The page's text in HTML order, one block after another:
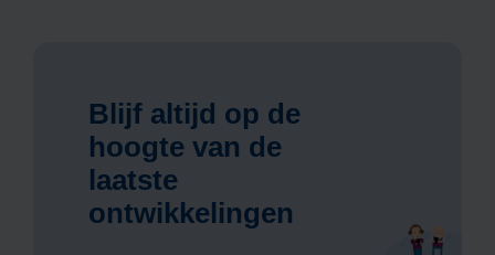
Blijf altijd op de
hoogte van de
laatste
ontwikkelingen